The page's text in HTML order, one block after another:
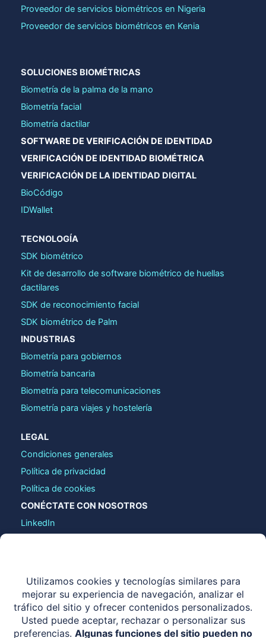
Proveedor de servicios biométricos en Nigeria
Proveedor de servicios biométricos en Kenia
SOLUCIONES BIOMÉTRICAS
Biometría de la palma de la mano
Biometría facial
Biometría dactilar
SOFTWARE DE VERIFICACIÓN DE IDENTIDAD
VERIFICACIÓN DE IDENTIDAD BIOMÉTRICA
VERIFICACIÓN DE LA IDENTIDAD DIGITAL
BioCódigo
IDWallet
TECNOLOGÍA
SDK biométrico
Kit de desarrollo de software biométrico de huellas
dactilares
SDK de reconocimiento facial
SDK biométrico de Palm
INDUSTRIAS
Biometría para gobiernos
Biometría bancaria
Biometría para telecomunicaciones
Biometría para viajes y hostelería
LEGAL
Condiciones generales
Política de privacidad
Política de cookies
CONÉCTATE CON NOSOTROS
LinkedIn
COPYRIGHT © 2026 IDENTY.IO